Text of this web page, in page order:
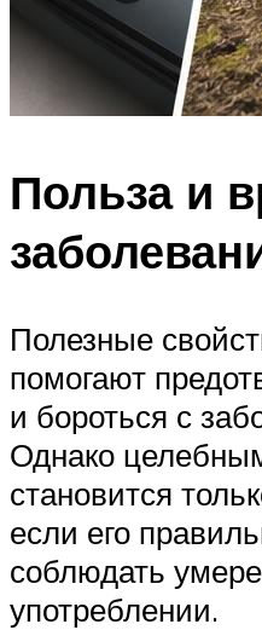
Польза и
Полезные
помогают
и бороться с
Однако
становится
если его
соблюдать
употреблении.